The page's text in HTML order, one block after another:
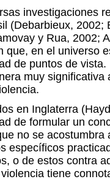
investigaciones
(Debarbieux, 2002;
y Rua, 2002;
que, en el universo
de puntos de
muy significativa
en Inglaterra
de formular un
no se acostumbra
específicos
o de estos contra
tiene